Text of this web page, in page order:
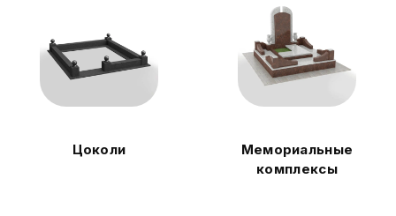
Цоколи
Мемориальные
комплексы